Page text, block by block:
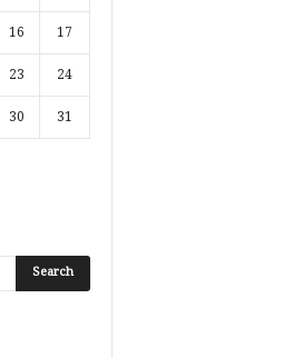
16 17
23 24
30 31